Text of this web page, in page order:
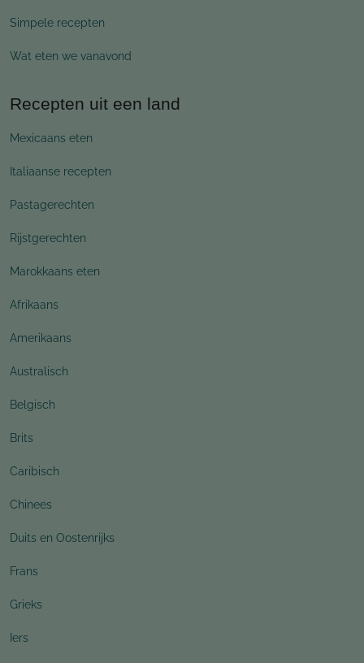
Simpele recepten
Wat eten we vanavond
Recepten uit een land
Mexicaans eten
Italiaanse recepten
Pastagerechten
Rijstgerechten
Marokkaans eten
Afrikaans
Amerikaans
Australisch
Belgisch
Brits
Caribisch
Chinees
Duits en Oostenrijks
Frans
Grieks
Iers